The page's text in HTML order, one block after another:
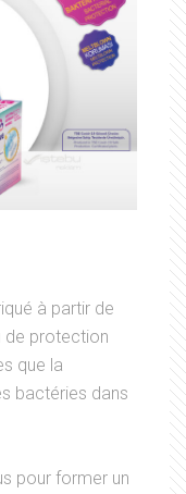
à partir de
de protection
que la
bactéries dans
pour former un